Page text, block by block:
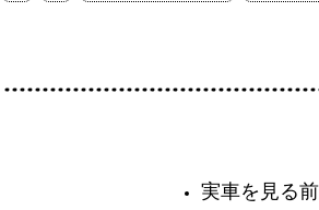
実車を見る